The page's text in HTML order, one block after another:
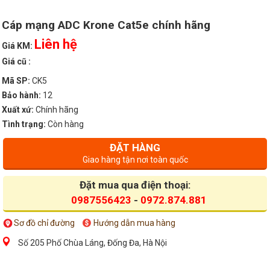
Cáp mạng ADC Krone Cat5e chính hãng
Giá KM: Liên hệ
Giá cũ :
Mã SP: CK5
Bảo hành: 12
Xuất xứ: Chính hãng
Tình trạng: Còn hàng
ĐẶT HÀNG
Giao hàng tận nơi toàn quốc
Đặt mua qua điện thoại:
0987556423 - 0972.874.881
Sơ đồ chỉ đường Hướng dẫn mua hàng
Số 205 Phố Chùa Láng, Đống Đa, Hà Nội